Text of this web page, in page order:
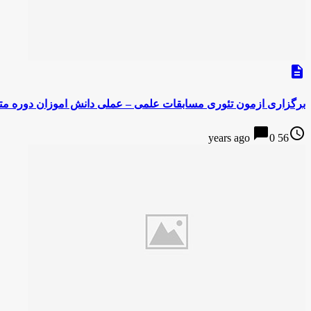
description
برگزاری ازمون تئوری مسابقات علمی – عملی دانش اموزان دوره
access_time
56 years ago
chat_bubble0